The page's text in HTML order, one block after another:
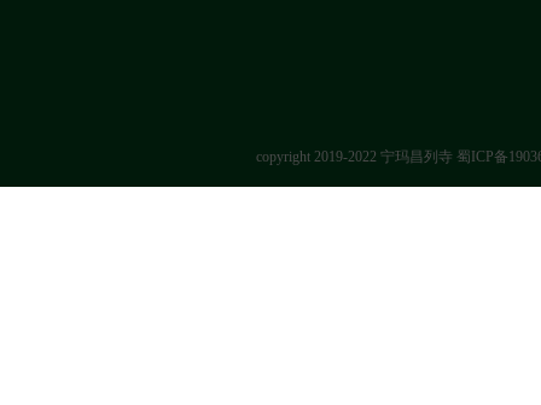
copyright 2019-2022 宁玛昌列寺 蜀ICP备